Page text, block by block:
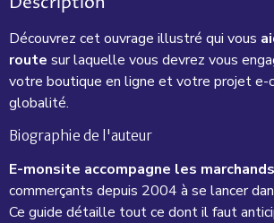
Découvrez cetouvrage illustré qui vous
route sur laquelle vous devrez vous
votre boutique en ligne et votre projet e-
globalité.
Biographie de l'auteur
E-monsite accompagne les marchands
commerçants depuis 2004 à se lancer
Ce guide détaille tout ce dont il faut